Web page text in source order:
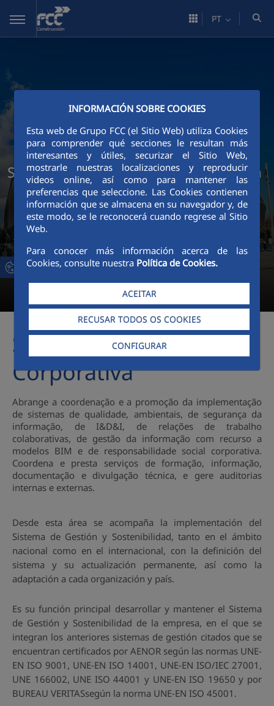
Pular para o Conteúdo principal
INFORMACIÓN SOBRE COOKIES
Esta web de Grupo FCC (el Sitio Web) utiliza Cookies
para comprender qué secciones le resultan más
interesantes y útiles, securizar el Sitio Web,
mostrarle nuestras localizaciones y reproducir
videos online, así como para mantener las
preferencias que seleccione. Las Cookies contienen
información que se almacena en su navegador y, de
este modo, se le reconocerá cuando regrese al Sitio
Web.
Para conocer más información acerca de las
Cookies, consulte nuestra Política de Cookies.
ACEITAR
RECUSAR TODOS OS COOKIES
CONFIGURAR
PT
Serviços Técnicos da FCC Construcción
SG e Gestão
Corporativa
Abrange a coordenação e a promoção da implementação
de sistemas de qualidade, ambientais, de segurança da
informação, de I&D&I, de relações de trabalho
colaborativas, de gestão da informação com recurso a
modelos BIM e de responsabilidade social corporativa.
Coordena e presta serviços de formação, informação,
documentação e divulgação técnica, e gere auditorias
internas e externas.
Desde esta área se acompaña la implementación del
Sistema de Gestión y Sostenibilidad, tanto en el ámbito
nacional como en el internacional, con la definición del
sistema y su actualización permanente, así como la
adaptación a cada organización y país.
Es su función principal desarrollar y mantener el Sistema
de Gestión y Sostenibilidad de la empresa, en el que se
integran los anteriores sistemas de gestión citados que se
encuentran certificados por AENOR según las normas UNE-
EN ISO 9001, UNE-EN ISO 14001, UNE-EN ISO/IEC 27001,
UNE 166002, UNE ISO 44001 y UNE-EN ISO 19650 y por
BUREAU VERITASsegún la norma UNE-EN ISO 45001.